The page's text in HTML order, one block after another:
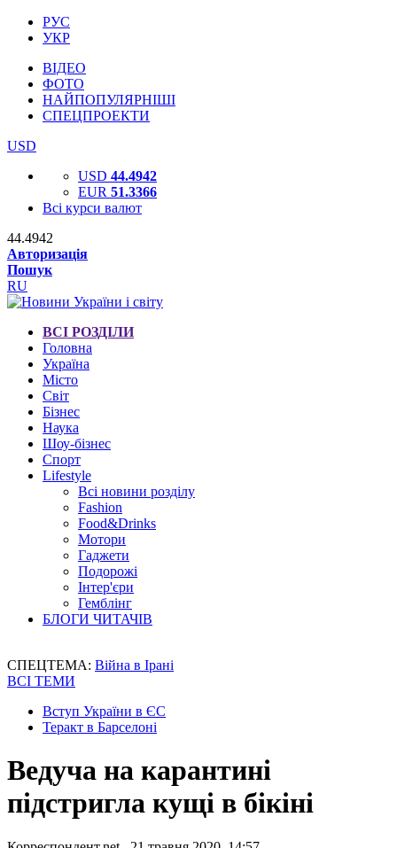
РУС
УКР
ВІДЕО
ФОТО
НАЙПОПУЛЯРНІШІ
СПЕЦПРОЕКТИ
USD
USD 44.4942
EUR 51.3366
Всі курси валют
44.4942
Авторизація
Пошук
RU
ВСІ РОЗДІЛИ
Головна
Україна
Місто
Світ
Бізнес
Наука
Шоу-бізнес
Спорт
Lifestyle
Всі новини розділу
Fashion
Food&Drinks
Мотори
Гаджети
Подорожі
Інтер'єри
Гемблінг
БЛОГИ ЧИТАЧІВ
СПЕЦТЕМА: Війна в Ірані
ВСІ ТЕМИ
Вступ України в ЄС
Теракт в Барселоні
Ведуча на карантині
підстригла кущі в бікіні